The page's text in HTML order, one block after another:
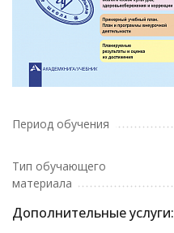
Период обучения
Тип обучающего
материала
Дополнительные услуги: